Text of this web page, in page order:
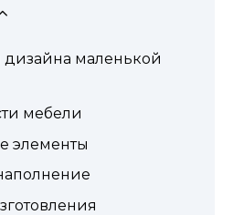
дизайна маленькой
мебели
элементы